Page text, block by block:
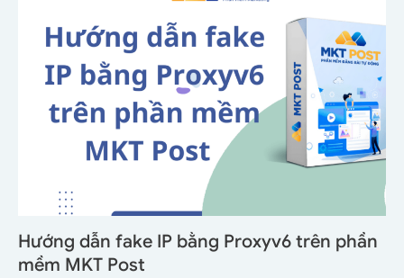
Hướng dẫn fake IP bằng Proxyv6 trên phần
mềm MKT Post